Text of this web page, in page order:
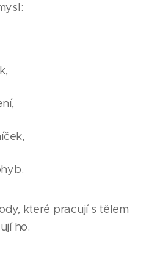
které pracují s tělem
ho.